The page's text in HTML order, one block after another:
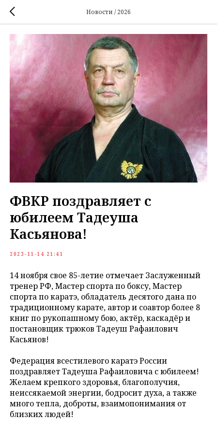
Новости / 2026
ФВКР поздравляет с
юбилеем Тадеуша
Касьянова!
2023-11-14 21:41
14 ноября свое 85-летие отмечает Заслуженный
тренер РФ, Мастер спорта по боксу, Мастер
спорта по каратэ, обладатель десятого дана по
традиционному карате, автор и соавтор более 8
книг по рукопашному бою, актёр, каскадёр и
постановщик трюков Тадеуш Рафаилович
Касьянов!
Федерация всестилевого каратэ России
поздравляет Тадеуша Рафаиловича с юбилеем!
Желаем крепкого здоровья, благополучия,
неиссякаемой энергии, бодросит духа, а также
много тепла, доброты, взаимопонимания от
близких людей!